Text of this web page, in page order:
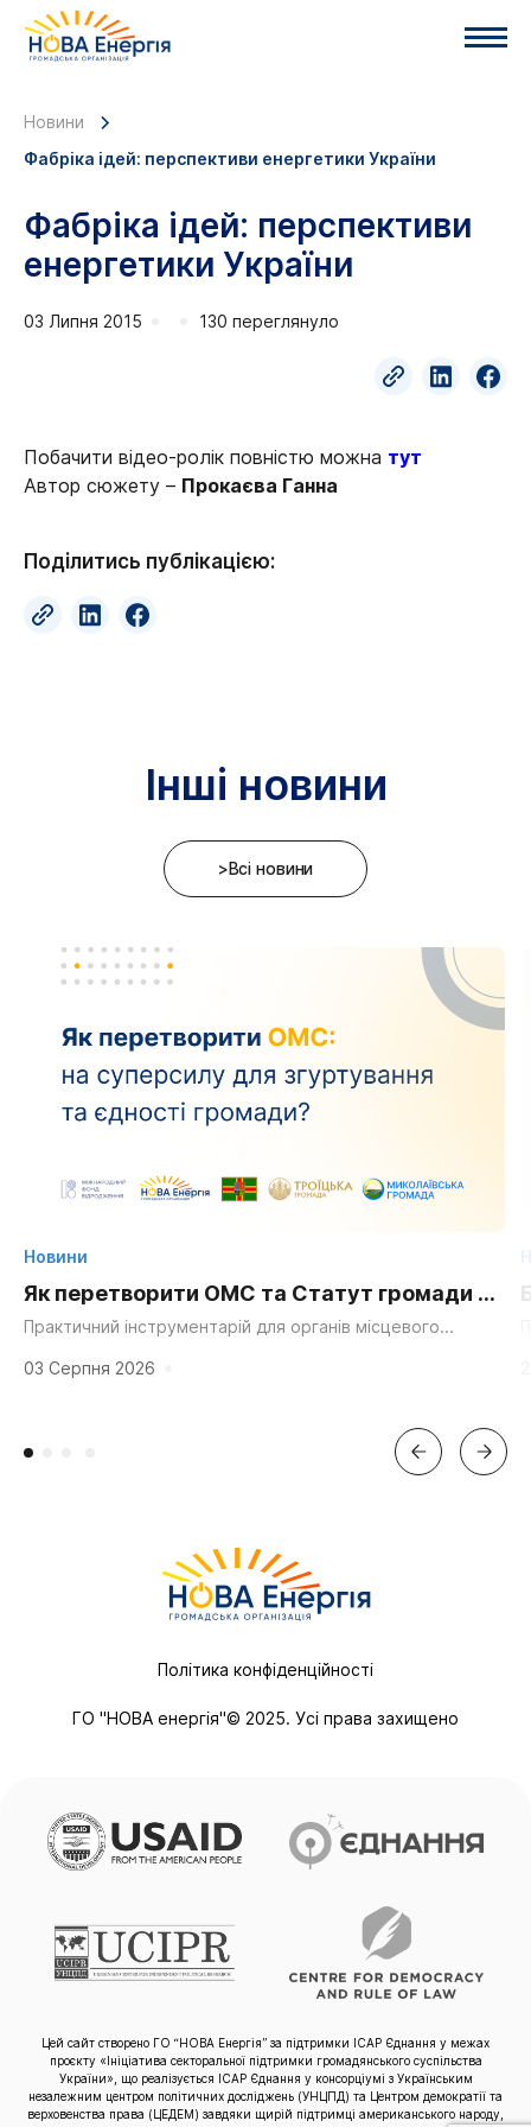
Новини
Фабріка ідей: перспективи енергетики України
Фабріка ідей: перспективи
енергетики України
03 Липня 2015 130 переглянуло
Побачити відео-ролік повністю можна тут
Автор сюжету – Прокаєва Ганна
Поділитись публікацією:
Інші новини
>Всі новини
Новини
Як перетворити ОМС та Статут громади на
суперсилу для згуртування та єдності?
Практичний інструментарій для органів місцевого
мешканців. «Мальовнича природа», «працьовиті люди»,
«багата історія» та «вигідне...
03 Серпня 2026
ГО "НОВА енергія"© 2025. Усі права захищено
Політика конфіденційності
Цей сайт створено ГО “НОВА Енергія” за підтримки ІСАР Єднання у межах
проєкту «Ініціатива секторальної підтримки громадянського суспільства
України», що реалізується ІСАР Єднання у консорціумі з Українським
незалежним центром політичних досліджень (УНЦПД) та Центром демократії та
верховенства права (ЦЕДЕМ) завдяки щирій підтримці американського народу,